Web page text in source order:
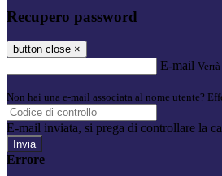
Recupero password
button close ×
E-mail
Non hai una e-mail associata al nome utente?
E-mail inviata, si prega di controllare la
Errore